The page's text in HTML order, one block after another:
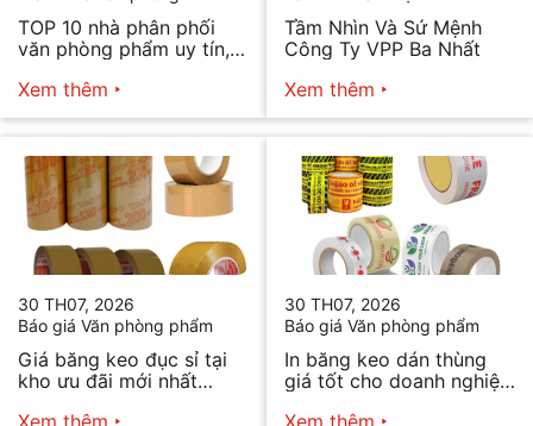
TOP 10 nhà phân phối
văn phòng phẩm uy tín,
Xem thêm
Tầm Nhìn Và Sứ Mệnh
Công Ty VPP Ba Nhất
Xem thêm
30 TH07, 2026
Báo giá Văn phòng phẩm
Giá băng keo đục sỉ tại
kho ưu đãi mới nhất
30 TH07, 2026
Báo giá Văn phòng phẩm
In băng keo dán thùng
giá tốt cho doanh nghiệp